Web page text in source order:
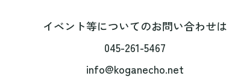
イベント等についてのお問い合わせは
045-261-5467
info@koganecho.net